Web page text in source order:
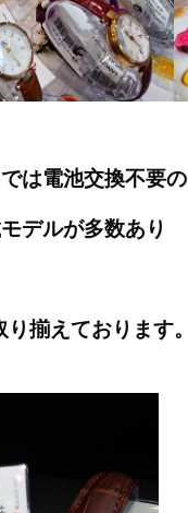
は電池交換不要の
デルが多数あり
揃えております。